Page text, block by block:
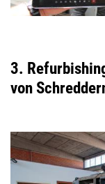
3.
von